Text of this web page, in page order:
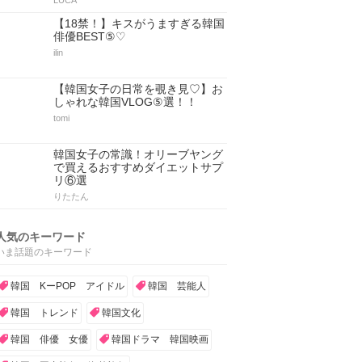
【18禁！】キスがうますぎる韓国
俳優BEST⑤♡
ilin
【韓国女子の日常を覗き見♡】お
しゃれな韓国VLOG⑤選！！
tomi
韓国女子の常識！オリーブヤング
で買えるおすすめダイエットサプ
リ⑥選
りたたん
気のキーワード
ま話題のキーワード
韓国 KーPOP アイドル 韓国 芸能人
韓国 トレンド 韓国文化
韓国 俳優 女優 韓国ドラマ 韓国映画